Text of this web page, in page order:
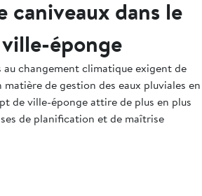
caniveaux dans le
éponge
au changement climatique exigent de
de gestion des eaux pluviales en
de ville-éponge attire de plus en plus
de planification et de maîtrise